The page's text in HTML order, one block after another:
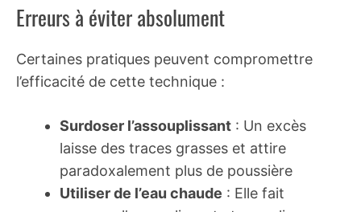
Erreurs à éviter absolument
Certaines pratiques peuvent compromettre
l’efficacité de cette technique :
Surdoser l’assouplissant : Un excès
laisse des traces grasses et attire
paradoxalement plus de poussière
Utiliser de l’eau chaude : Elle fait